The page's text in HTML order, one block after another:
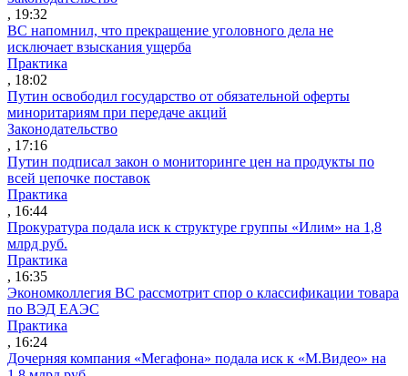
, 19:32
ВС напомнил, что прекращение уголовного дела не
исключает взыскания ущерба
Практика
, 18:02
Путин освободил государство от обязательной оферты
миноритариям при передаче акций
Законодательство
, 17:16
Путин подписал закон о мониторинге цен на продукты по
всей цепочке поставок
Практика
, 16:44
Прокуратура подала иск к структуре группы «Илим» на 1,8
млрд руб.
Практика
, 16:35
Экономколлегия ВС рассмотрит спор о классификации товара
по ВЭД ЕАЭС
Практика
, 16:24
Дочерняя компания «Мегафона» подала иск к «М.Видео» на